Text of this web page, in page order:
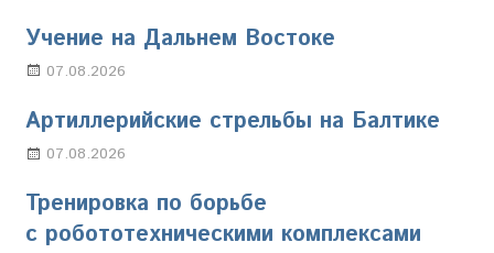
Учение на Дальнем Востоке
07.08.2026
Артиллерийские стрельбы на Балтике
07.08.2026
Тренировка по борьбе
с робототехническими комплексами